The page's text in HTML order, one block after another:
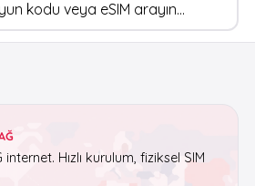
Hızlı kurulum, fiziksel SIM